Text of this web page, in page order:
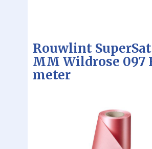
Rouwlint
MM Wildrose 097
meter